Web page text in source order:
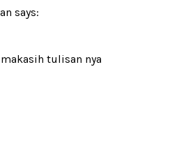
says:
tulisan nya